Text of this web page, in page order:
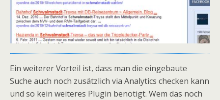
Ein weiterer Vorteil ist, dass man die eingebaute
Suche auch noch zusätzlich via Analytics checken kann
und so kein weiteres Plugin benötigt. Wem das noch